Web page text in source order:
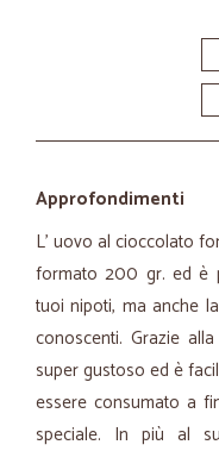
Approfondimenti
L’ uovo al cioccolato
formato 200 gr. ed è
tuoi nipoti, ma anche
conoscenti. Grazie
super gustoso ed è
essere consumato a
speciale. In più al